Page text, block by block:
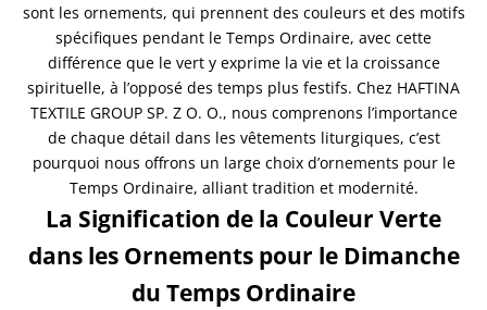
sont les ornements, qui prennent des couleurs et des motifs
spécifiques pendant le Temps Ordinaire, avec cette
différence que le vert y exprime la vie et la croissance
spirituelle, à l’opposé des temps plus festifs. Chez HAFTINA
TEXTILE GROUP SP. Z O. O., nous comprenons l’importance
de chaque détail dans les vêtements liturgiques, c’est
pourquoi nous offrons un large choix d’ornements pour le
Temps Ordinaire, alliant tradition et modernité.
La Signification de la Couleur Verte
dans les Ornements pour le Dimanche
du Temps Ordinaire